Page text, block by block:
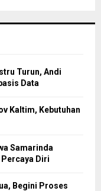
Turun, Andi
Data
Kaltim, Kebutuhan
Samarinda
Diri
Begini Proses